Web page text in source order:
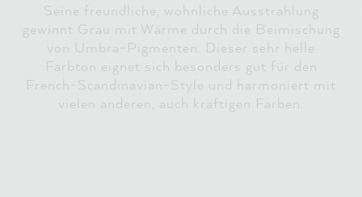
Seine freundliche, wohnliche Ausstrahlung
gewinnt Grau mit Wärme durch die Beimischung
von Umbra-Pigmenten. Dieser sehr helle
Farbton eignet sich besonders gut für den
French-Scandinavian-Style und harmoniert mit
vielen anderen, auch kräftigen Farben.